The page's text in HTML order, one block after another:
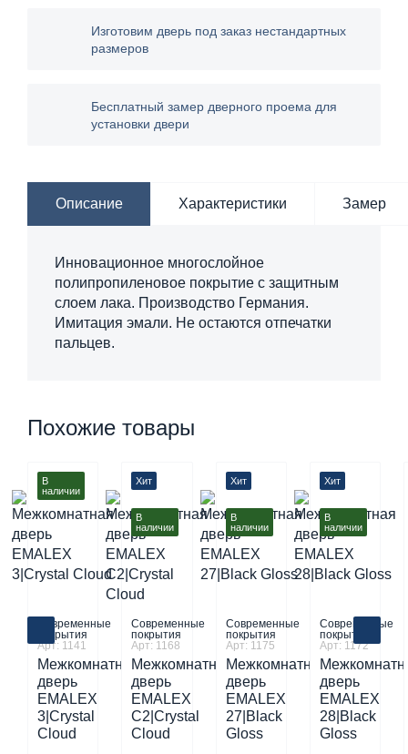
Изготовим дверь под заказ нестандартных
размеров
Бесплатный замер дверного проема для
установки двери
Описание Характеристики Замер
Инновационное многослойное
полипропиленовое покрытие с защитным
слоем лака. Производство Германия.
Имитация эмали. Не остаются отпечатки
пальцев.
Похожие товары
В
наличии
Современные
покрытия
Арт: 1141
Межкомнатная
дверь
EMALEX
3|Crystal
Cloud
Хит
В
наличии
Современные
покрытия
Арт: 1168
Межкомнатная
дверь
EMALEX
C2|Crystal
Cloud
Хит
В
наличии
Современные
покрытия
Арт: 1175
Межкомнатная
дверь
EMALEX
27|Black
Gloss
Хит
В
наличии
Современные
покрытия
Арт: 1172
дверь
EMALEX
28|Black
Gloss